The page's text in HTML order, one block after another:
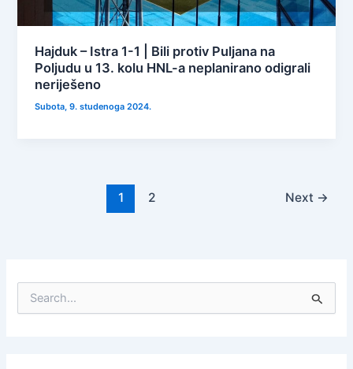
Hajduk – Istra 1-1 | Bili protiv Puljana na
Poljudu u 13. kolu HNL-a neplanirano odigrali
neriješeno
Subota, 9. studenoga 2024.
1 2 Next →